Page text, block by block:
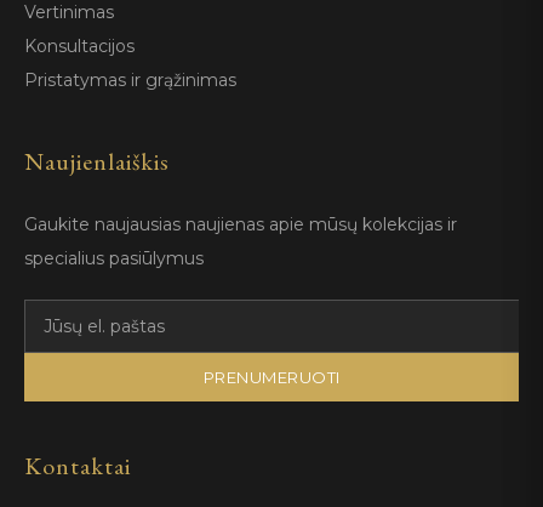
Vertinimas
Konsultacijos
Pristatymas ir grąžinimas
Naujienlaiškis
Gaukite naujausias naujienas apie mūsų kolekcijas ir
specialius pasiūlymus
PRENUMERUOTI
Kontaktai